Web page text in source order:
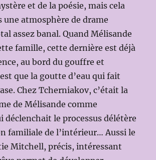
et de la poésie, mais cela
une atmosphère de drame
assez banal. Quand Mélisande
famille, cette dernière est déjà
au bord du gouffre et
que la goutte d’eau qui fait
Chez Tcherniakov, c’était la
de Mélisande comme
déclenchait le processus délétère
familiale de l’intérieur… Aussi le
Mitchell, précis, intéressant